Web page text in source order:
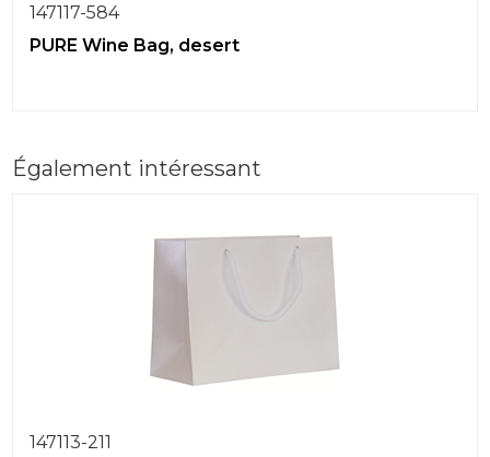
147117-584
PURE Wine Bag, desert
Également intéressant
147113-211